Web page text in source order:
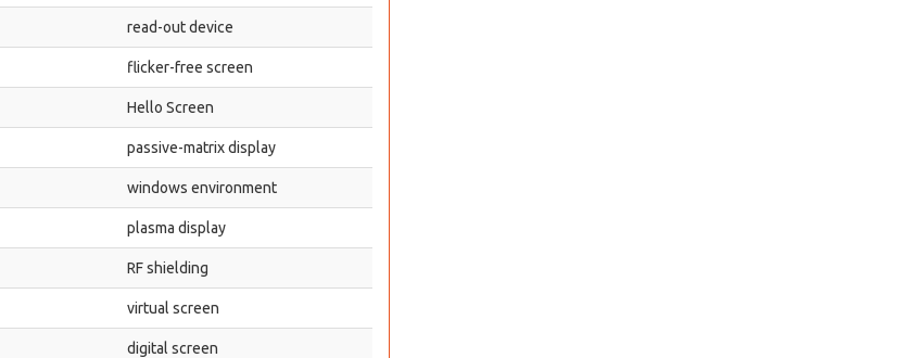
read-out device
flicker-free screen
Hello Screen
passive-matrix display
windows environment
plasma display
RF shielding
virtual screen
digital screen